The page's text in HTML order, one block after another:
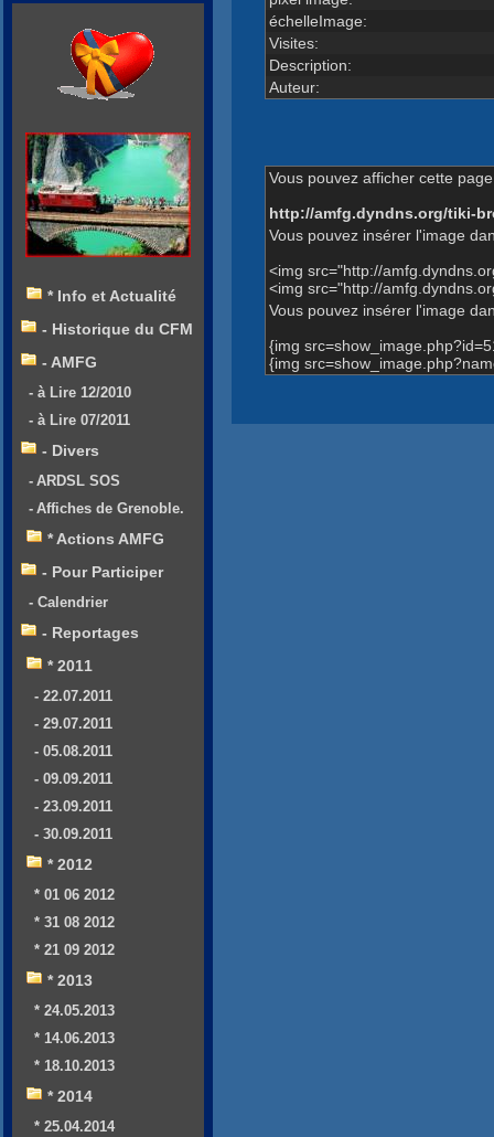
échelleImage:
Visites:
Description:
Auteur:
Vous pouvez afficher cette
http://amfg.dyndns.org/tiki-
Vous pouvez insérer l'image
<img src="http://
<img src="http://
Vous pouvez insérer l'image
{img
{img
* Info et Actualité
- Historique du CFM
- AMFG
- à Lire 12/2010
- à Lire 07/2011
- Divers
- ARDSL SOS
- Affiches de Grenoble.
* Actions AMFG
- Pour Participer
- Calendrier
- Reportages
* 2011
- 22.07.2011
- 29.07.2011
- 05.08.2011
- 09.09.2011
- 23.09.2011
- 30.09.2011
* 2012
* 01 06 2012
* 31 08 2012
* 21 09 2012
* 2013
* 24.05.2013
* 14.06.2013
* 18.10.2013
* 2014
* 25.04.2014